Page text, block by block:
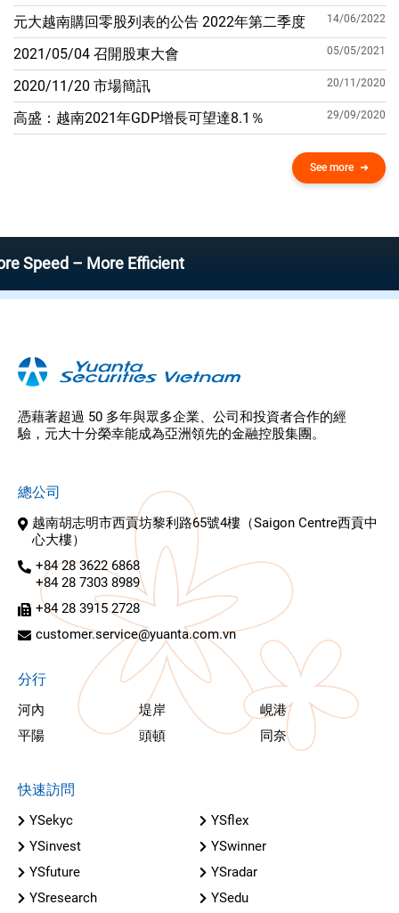
元大越南購回零股列表的公告 2022年第二季度 14/06/2022
2021/05/04 召開股東大會 05/05/2021
2020/11/20 市場簡訊 20/11/2020
高盛：越南2021年GDP增​​長可望達8.1％ 29/09/2020
See more
– More Efficient
憑藉著超過 50 多年與眾多企業、公司和投資者合作的經
驗，元大十分榮幸能成為亞洲領先的金融控股集團。
總公司
越南胡志明市西貢坊黎利路65號4樓（Saigon Centre西貢中
心大樓）
+84 28 3622 6868
+84 28 7303 8989
+84 28 3915 2728
customer.service@yuanta.com.vn
分行
河內 堤岸
峴港
平陽
頭頓 同奈
快速訪問
YSekyc
YSflex
YSinvest
YSwinner
YSfuture
YSradar
YSresearch
YSedu